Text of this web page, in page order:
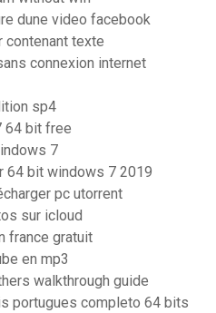
dune video facebook
contenant texte
connexion internet
sp4
64 bit free
7
64 bit windows 7 2019
pc utorrent
sur icloud
france gratuit
en mp3
walkthrough guide
portugues completo 64 bits